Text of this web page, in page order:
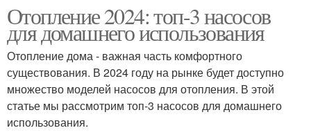
Отопление 2024: топ-3 насосов
для домашнего использования
Отопление дома - важная часть комфортного
существования. В 2024 году на рынке будет доступно
множество моделей насосов для отопления. В этой
статье мы рассмотрим топ-3 насосов для домашнего
использования.